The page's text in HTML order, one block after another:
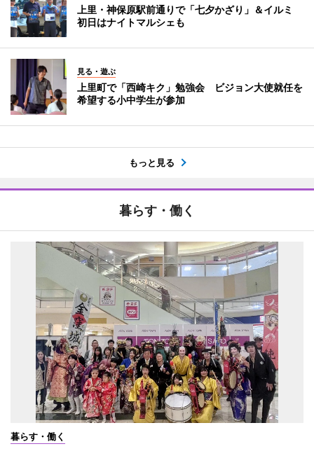
上里・神保原駅前通りで「七夕かざり」＆イルミ
初日はナイトマルシェも
見る・遊ぶ
上里町で「西崎キク」勉強会 ビジョン大使就任を
希望する小中学生が参加
もっと見る
暮らす・働く
暮らす・働く